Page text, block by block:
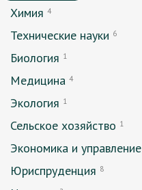
Химия 4
Технические науки 6
Биология 1
Медицина 4
Экология 1
Сельское хозяйство 1
Экономика и управление
Юриспруденция 8